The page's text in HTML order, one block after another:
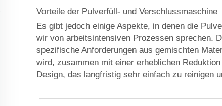
Vorteile der Pulverfüll- und Verschlussmaschine
Es gibt jedoch einige Aspekte, in denen die
wir von arbeitsintensiven Prozessen sprechen.
spezifische Anforderungen aus gemischten
wird, zusammen mit einer erheblichen
Design, das langfristig sehr einfach zu reinigen